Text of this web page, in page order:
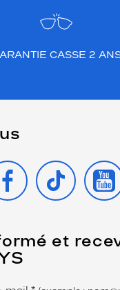
CASSE 2
TIKTOK
et